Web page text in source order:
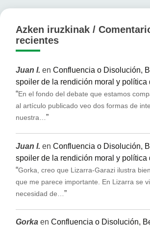
Azken iruzkinak /
recientes
Juan I. en Confluencia o Disolución,
spoiler de la rendición moral y política
“En el fondo del debate que estamos
al artículo publicado veo dos formas de
nuestra… ”
Juan I. en Confluencia o Disolución,
spoiler de la rendición moral y política
“Gorka, creo que Lizarra-Garazi ilustra
que me parece importante. En Lizarra se
necesidad de… ”
Gorka en Confluencia o Disolución,